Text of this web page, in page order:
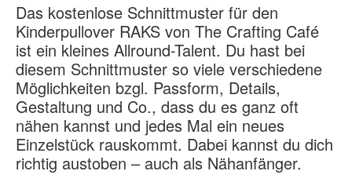
Das kostenlose Schnittmuster für den
Kinderpullover RAKS von The Crafting Café
ist ein kleines Allround-Talent. Du hast bei
diesem Schnittmuster so viele verschiedene
Möglichkeiten bzgl. Passform, Details,
Gestaltung und Co., dass du es ganz oft
nähen kannst und jedes Mal ein neues
Einzelstück rauskommt. Dabei kannst du dich
richtig austoben – auch als Nähanfänger.